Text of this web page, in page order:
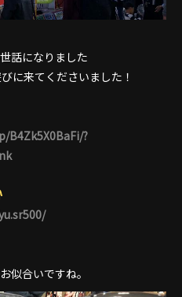
話になりました
に来てくださいました！
?
似合いですね。